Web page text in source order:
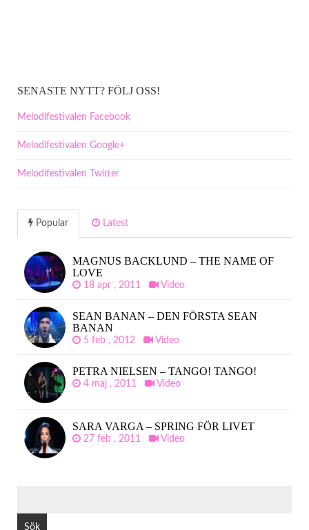
SENASTE NYTT? FÖLJ OSS!
Melodifestivalen Facebook
Melodifestivalen Google+
Melodifestivalen Twitter
Popular Latest
MAGNUS BACKLUND – THE NAME OF
LOVE
18 apr , 2011 Video
SEAN BANAN – DEN FÖRSTA SEAN
BANAN
5 feb , 2012 Video
PETRA NIELSEN – TANGO! TANGO!
4 maj , 2011 Video
SARA VARGA – SPRING FÖR LIVET
27 feb , 2011 Video